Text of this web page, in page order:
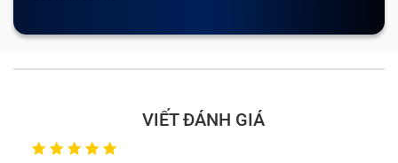
Surface Chuyên Nghiệp mà khách hàng mang tới trung
tâm sửa:
VIẾT ĐÁNH GIÁ